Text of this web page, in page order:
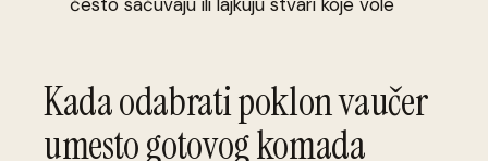
Kada odabrati poklon vaučer
umesto gotovog komada